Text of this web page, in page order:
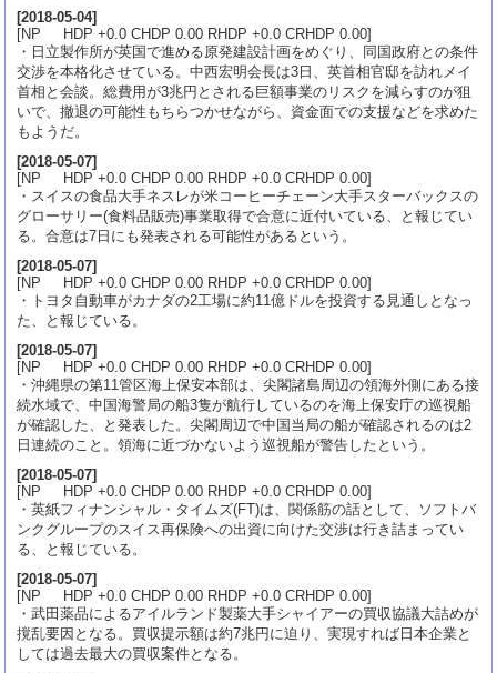
[2018-05-04]
[NP HDP +0.0 CHDP 0.00 RHDP +0.0 CRHDP 0.00]
・日立製作所が英国で進める原発建設計画をめぐり、同国政府との条件
交渉を本格化させている。中西宏明会長は3日、英首相官邸を訪れメイ
首相と会談。総費用が3兆円とされる巨額事業のリスクを減らすのが狙
いで、撤退の可能性もちらつかせながら、資金面での支援などを求めた
もようだ。
[2018-05-07]
[NP HDP +0.0 CHDP 0.00 RHDP +0.0 CRHDP 0.00]
・スイスの食品大手ネスレが米コーヒーチェーン大手スターバックスの
グローサリー(食料品販売)事業取得で合意に近付いている、と報じてい
る。合意は7日にも発表される可能性があるという。
[2018-05-07]
[NP HDP +0.0 CHDP 0.00 RHDP +0.0 CRHDP 0.00]
・トヨタ自動車がカナダの2工場に約11億ドルを投資する見通しとなっ
た、と報じている。
[2018-05-07]
[NP HDP +0.0 CHDP 0.00 RHDP +0.0 CRHDP 0.00]
・沖縄県の第11管区海上保安本部は、尖閣諸島周辺の領海外側にある接
続水域で、中国海警局の船3隻が航行しているのを海上保安庁の巡視船
が確認した、と発表した。尖閣周辺で中国当局の船が確認されるのは2
日連続のこと。領海に近づかないよう巡視船が警告したという。
[2018-05-07]
[NP HDP +0.0 CHDP 0.00 RHDP +0.0 CRHDP 0.00]
・英紙フィナンシャル・タイムズ(FT)は、関係筋の話として、ソフトバ
ンクグループのスイス再保険への出資に向けた交渉は行き詰まってい
る、と報じている。
[2018-05-07]
[NP HDP +0.0 CHDP 0.00 RHDP +0.0 CRHDP 0.00]
・武田薬品によるアイルランド製薬大手シャイアーの買収協議大詰めが
撹乱要因となる。買収提示額は約7兆円に迫り、実現すれば日本企業と
しては過去最大の買収案件となる。